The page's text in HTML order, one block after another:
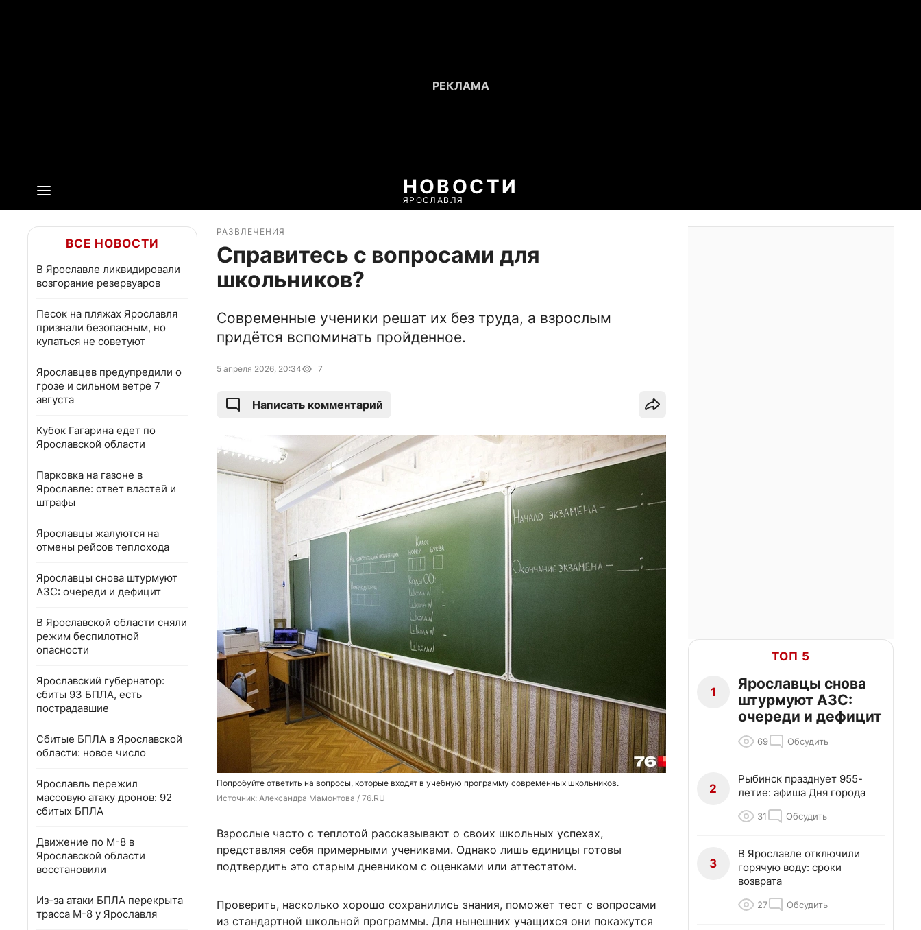
НОВОСТИ
ЯРОСЛАВЛЯ
ВСЕ НОВОСТИ
В Ярославле ликвидировали
возгорание резервуаров
Песок на пляжах Ярославля
признали безопасным, но
купаться не советуют
Ярославцев предупредили о
грозе и сильном ветре 7
августа
Кубок Гагарина едет по
Ярославской области
Парковка на газоне в
Ярославле: ответ властей и
штрафы
Ярославцы жалуются на
отмены рейсов теплохода
Ярославцы снова штурмуют
АЗС: очереди и дефицит
В Ярославской области сняли
режим беспилотной
опасности
Ярославский губернатор:
сбиты 93 БПЛА, есть
пострадавшие
Сбитые БПЛА в Ярославской
области: новое число
Ярославль пережил
массовую атаку дронов: 92
сбитых БПЛА
Движение по М-8 в
Ярославской области
восстановили
Из-за атаки БПЛА перекрыта
трасса М-8 у Ярославля
РАЗВЛЕЧЕНИЯ
Справитесь с вопросами для
школьников?
Современные ученики решат их без труда, а взрослым
придётся вспоминать пройденное.
5 апреля 2026, 20:34 7
Написать комментарий
Попробуйте ответить на вопросы, которые входят в учебную программу современных школьников.
Источник: Александра Мамонтова / 76.RU
Взрослые часто с теплотой рассказывают о своих школьных успехах,
представляя себя примерными учениками. Однако лишь единицы готовы
подтвердить это старым дневником с оценками или аттестатом.
Проверить, насколько хорошо сохранились знания, поможет тест с вопросами
из стандартной школьной программы. Для нынешних учащихся они покажутся
ТОП 5
1
Ярославцы снова
штурмуют АЗС:
очереди и дефицит
69 Обсудить
2
Рыбинск празднует 955-
летие: афиша Дня города
31 Обсудить
3
В Ярославле отключили
горячую воду: сроки
возврата
27 Обсудить